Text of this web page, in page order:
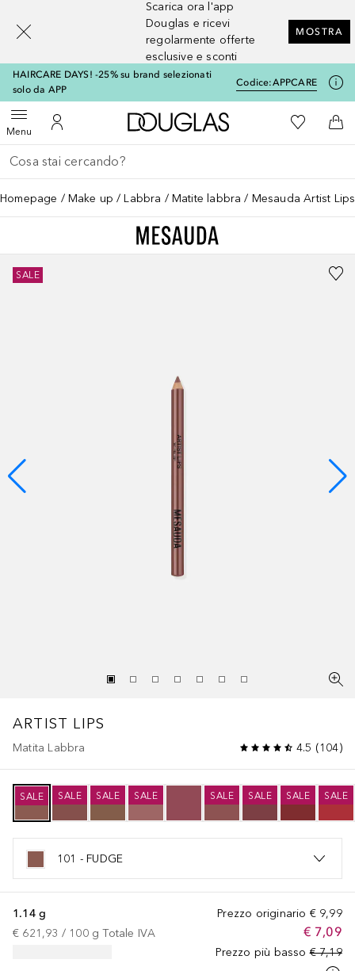
Scarica ora l'app
Douglas e ricevi
regolarmente offerte
esclusive e sconti
MOSTRA
HAIRCARE DAYS! -25% su brand selezionati
solo da APP
Codice:APPCARE
MenuApri menuAl Mio Account
A Douglas HomeAlla Mia
Al
Torna indietro
Esegui ricerca
Homepage Make up Labbra Matite labbra Mesauda Artist Lips
SALE
ARTIST LIPS
Matita Labbra 4.5 (104)
SALE SALE SALE SALE SALE SALE SALE SALE
101 - FUDGE
Prezzo originario € 9,99
€ 7,09
Prezzo più basso € 7,19
1.14 g
€ 621,93 / 100 g Totale IVA
[navigation.slideout.screenreader]